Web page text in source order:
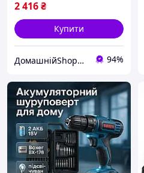
2 416₴
Купити
ДомашнійShop🏡✨ - замовлення онлайн не виходячи з дому💕 94%